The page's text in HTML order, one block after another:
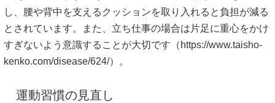
し、腰や背中を支えるクッションを取り入れると負担が減る
とされています。また、立ち仕事の場合は片足に重心をかけ
すぎないよう意識することが大切です（ https://www.taisho-
kenko.com/disease/624/）。
運動習慣の見直し